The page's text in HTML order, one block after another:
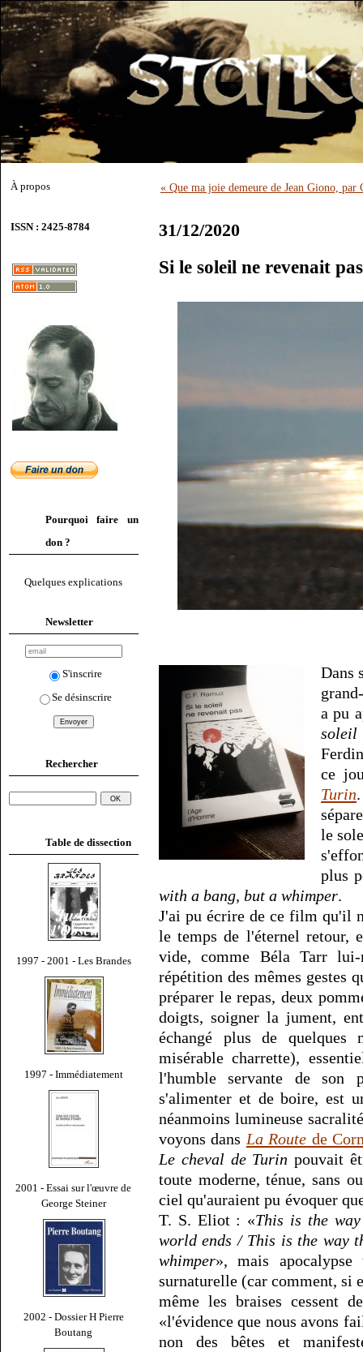
À propos
ISSN : 2425-8784
Pourquoi faire un
don ?
Quelques explications
Newsletter
S'inscrire
Se désinscrire
Rechercher
Table de dissection
1997 - 2001 - Les Brandes
1997 - Immédiatement
2001 - Essai sur l'œuvre de
George Steiner
2002 - Dossier H Pierre
Boutang
« Que ma joie demeure de Jean Giono,
31/12/2020
Si le soleil ne revenait
Dans
a pu
ce
Turin
le
plus
with a bang, but a whimper.
J'ai pu écrire de ce film qu'il
le temps de l'éternel retour,
vide, comme Béla Tarr
répétition des mêmes gestes
préparer le repas, deux
doigts, soigner la jument,
échangé plus de quelques
misérable charrette),
l'humble servante de son
s'alimenter et de boire, est
néanmoins lumineuse
voyons dans La Route de
Le cheval de Turin pouvait
toute moderne, ténue, sans
ciel qu'auraient pu évoquer
T. S. Eliot : «This is the
world ends / This is the way
whimper», mais
surnaturelle (car comment, si
même les braises cessent
«l'évidence que nous avons
non des bêtes et